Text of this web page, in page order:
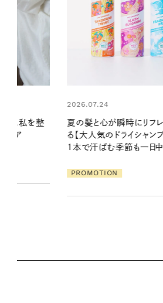
レッシュす
プー】 この
2026.07.21
リーとの重ねづけも素敵